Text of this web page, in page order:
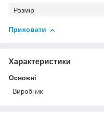
Розмір
Приховати
Характеристики
Основні
Виробник